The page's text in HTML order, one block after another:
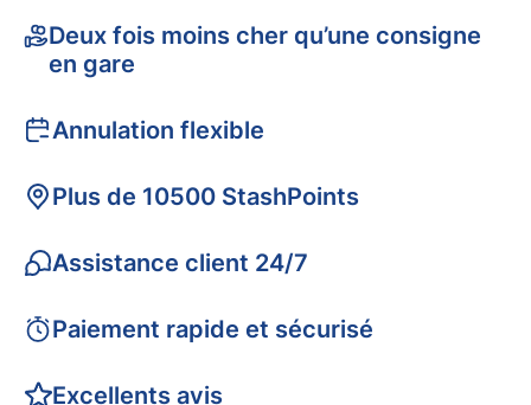
Deux fois moins cher qu’une consigne
en gare
Annulation flexible
Plus de 10500 StashPoints
Assistance client 24/7
Paiement rapide et sécurisé
Excellents avis